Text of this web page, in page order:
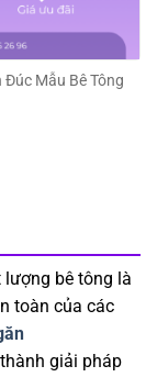
Đúc Mẫu Bê Tông
lượng bê tông là
toàn của các
giải pháp